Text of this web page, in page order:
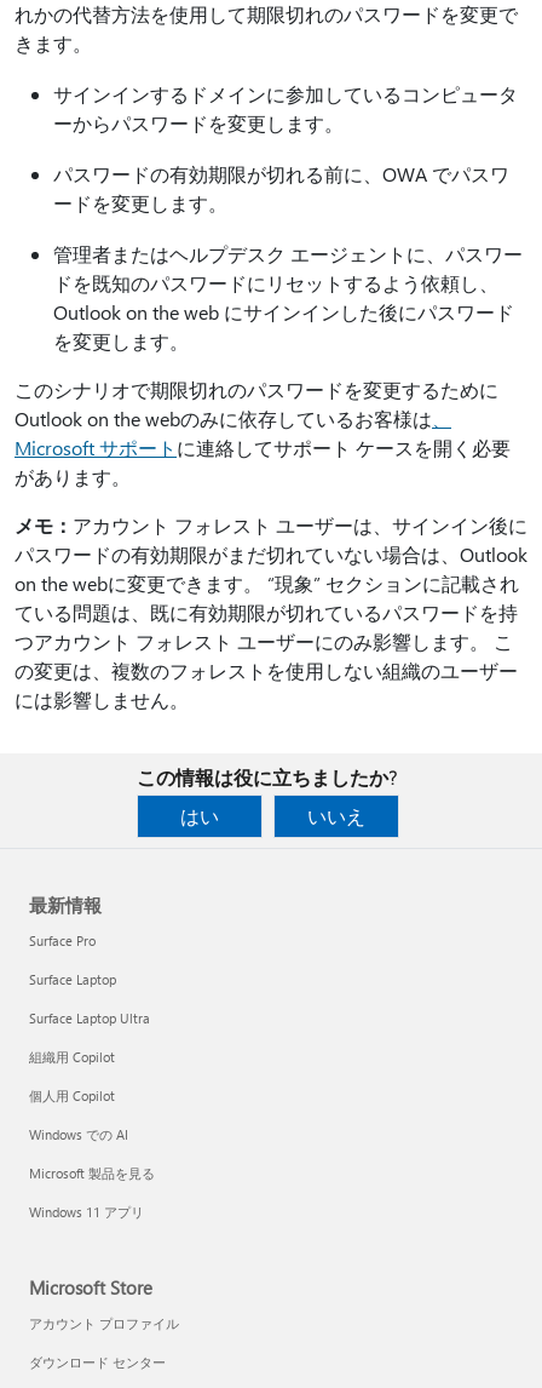
れかの代替方法を使用して期限切れのパスワードを変更で
きます。
サインインするドメインに参加しているコンピュータ
ーからパスワードを変更します。
パスワードの有効期限が切れる前に、OWA でパスワ
ードを変更します。
管理者またはヘルプデスク エージェントに、パスワー
ドを既知のパスワードにリセットするよう依頼し、
Outlook on the web にサインインした後にパスワード
を変更します。
このシナリオで期限切れのパスワードを変更するために
Outlook on the webのみに依存しているお客様は、
Microsoft サポート に連絡してサポート ケースを開く必要
があります。
メモ： アカウント フォレスト ユーザーは、サインイン後に
パスワードの有効期限がまだ切れていない場合は、Outlook
on the webに変更できます。 “現象” セクションに記載され
ている問題は、既に有効期限が切れているパスワードを持
つアカウント フォレスト ユーザーにのみ影響します。 こ
の変更は、複数のフォレストを使用しない組織のユーザー
には影響しません。
この情報は役に立ちましたか?
はい
いいえ
最新情報
Surface Pro
Surface Laptop
Surface Laptop Ultra
組織用 Copilot
個人用 Copilot
Windows での AI
Microsoft 製品を見る
Windows 11 アプリ
Microsoft Store
アカウント プロファイル
ダウンロード センター